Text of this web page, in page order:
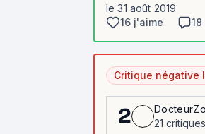
le 31 août 2019
16 j'aime
18
Critique négative
2
21 critiques